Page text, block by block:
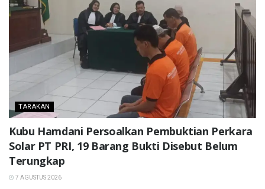
TARAKAN
Kubu Hamdani Persoalkan Pembuktian Perkara
Solar PT PRI, 19 Barang Bukti Disebut Belum
Terungkap
7 AGUSTUS 2026